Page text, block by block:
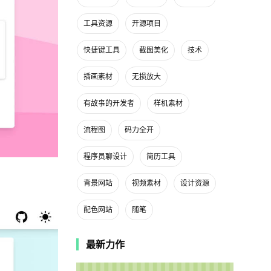
工具资源 开源项目
快捷键工具 截图美化 技术
插画素材 无损放大
有故事的开发者 样机素材
流程图 码力全开
程序员聊设计 简历工具
背景网站 视频素材 设计资源
配色网站 随笔
最新力作